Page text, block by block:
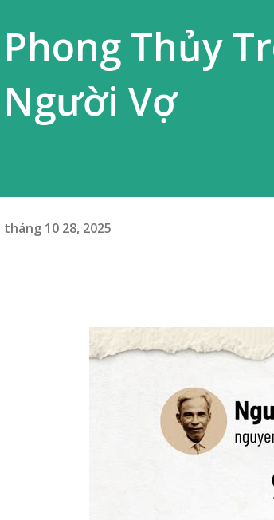
Phong Thủy
Người Vợ
tháng 10 28, 2025